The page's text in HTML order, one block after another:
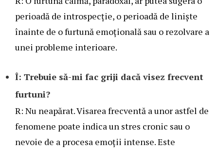
perioadă de introspecție, o perioadă de liniște
înainte de o furtună emoțională sau o rezolvare a
unei probleme interioare.
Î: Trebuie să-mi fac griji dacă visez frecvent
furtuni?
R: Nu neapărat. Visarea frecventă a unor astfel de
fenomene poate indica un stres cronic sau o
nevoie de a procesa emoții intense. Este